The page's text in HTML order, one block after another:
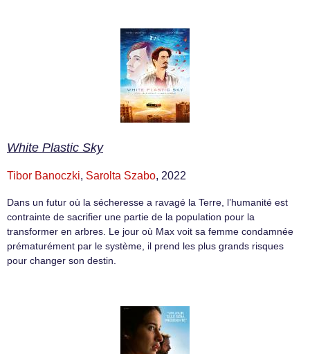
White Plastic Sky
Tibor Banoczki, Sarolta Szabo, 2022
Dans un futur où la sécheresse a ravagé la Terre, l’humanité est
contrainte de sacrifier une partie de la population pour la
transformer en arbres. Le jour où Max voit sa femme condamnée
prématurément par le système, il prend les plus grands risques
pour changer son destin.